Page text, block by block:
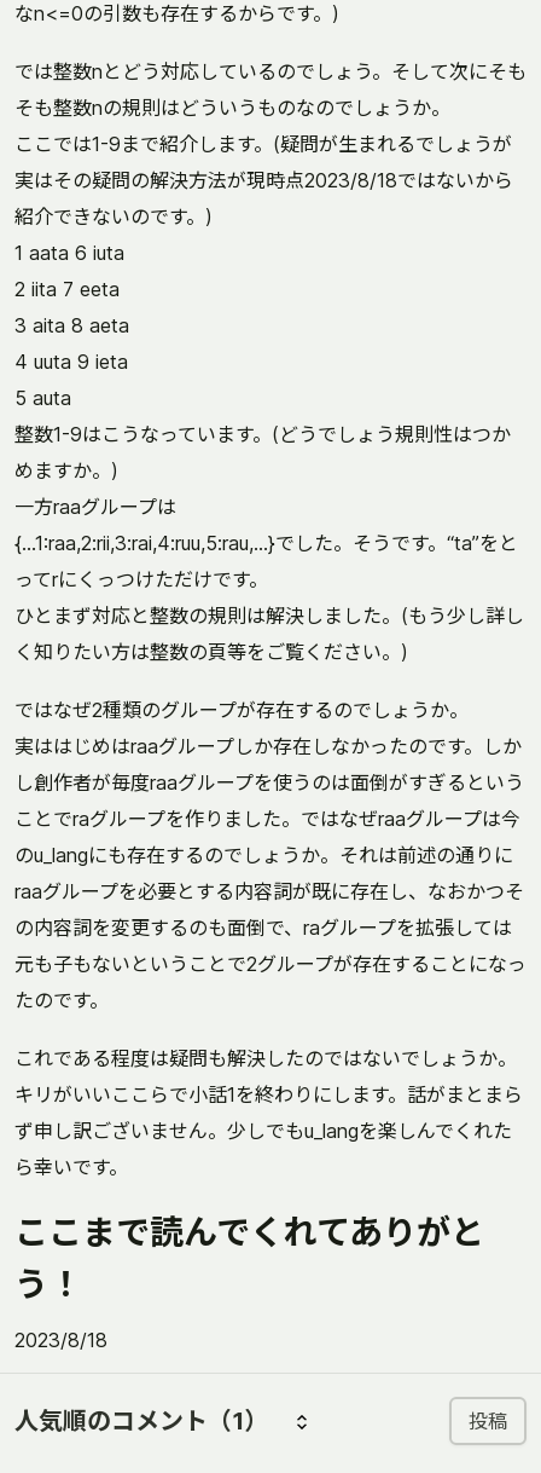
なn<=0の引数も存在するからです。)
では整数nとどう対応しているのでしょう。そして次にそも
そも整数nの規則はどういうものなのでしょうか。
ここでは1-9まで紹介します。(疑問が生まれるでしょうが
実はその疑問の解決方法が現時点2023/8/18ではないから
紹介できないのです。)
1 aata 6 iuta
2 iita 7 eeta
3 aita 8 aeta
4 uuta 9 ieta
5 auta
整数1-9はこうなっています。(どうでしょう規則性はつか
めますか。)
一方raaグループは
{…1:raa,2:rii,3:rai,4:ruu,5:rau,…}でした。そうです。“ta”をと
ってrにくっつけただけです。
ひとまず対応と整数の規則は解決しました。(もう少し詳し
く知りたい方は整数の頁等をご覧ください。)
ではなぜ2種類のグループが存在するのでしょうか。
実ははじめはraaグループしか存在しなかったのです。しか
し創作者が毎度raaグループを使うのは面倒がすぎるという
ことでraグループを作りました。ではなぜraaグループは今
のu_langにも存在するのでしょうか。それは前述の通りに
raaグループを必要とする内容詞が既に存在し、なおかつそ
の内容詞を変更するのも面倒で、raグループを拡張しては
元も子もないということで2グループが存在することになっ
たのです。
これである程度は疑問も解決したのではないでしょうか。
キリがいいここらで小話1を終わりにします。話がまとまら
ず申し訳ございません。少しでもu_langを楽しんでくれた
ら幸いです。
ここまで読んでくれてありがと
う！
2023/8/18
人気順のコメント （1） 投稿